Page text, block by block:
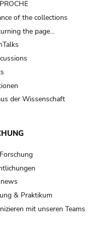
of the collections
the page…
der Wissenschaft
& Praktikum
mit unseren Teams